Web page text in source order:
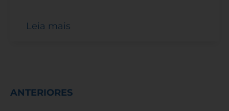
Leia mais
ANTERIORES